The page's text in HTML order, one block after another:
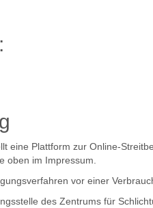
eine Plattform zur Online-
oben im Impressum.
vor einer
des Zentrums für